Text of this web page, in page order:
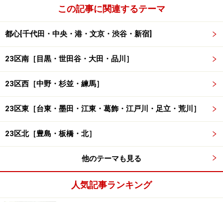
この記事に関連するテーマ
都心[千代田・中央・港・文京・渋谷・新宿]
23区南［目黒・世田谷・大田・品川］
23区西［中野・杉並・練馬］
23区東［台東・墨田・江東・葛飾・江戸川・足立・荒川］
23区北［豊島・板橋・北］
他のテーマも見る
人気記事ランキング